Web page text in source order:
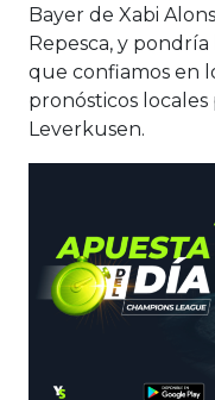
Bayer de Xabi
Repesca, y
que confiamos en
pronósticos
Leverkusen.